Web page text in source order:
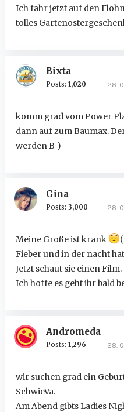
Ich fahr jetzt auf den
tolles
Bixta
Posts: 1,020 28.
komm grad vom Power
dann auf zum Baumax.
werden B-)
Gina
Posts: 3,000 28.
Meine Große ist krank
(
Fieber und in der nacht
Jetzt schaut sie einen Film.
Ich hoffe es geht ihr bald
Andromeda
Posts: 1,296 28.
wir suchen grad ein
SchwieVa.
Am Abend gibts Ladies